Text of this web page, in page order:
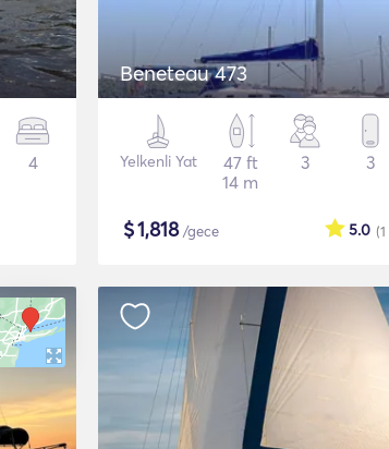
4
Beneteau 473
Yelkenli Yat
47 ft
14 m
3 3
$1,818/gece (1
5.0